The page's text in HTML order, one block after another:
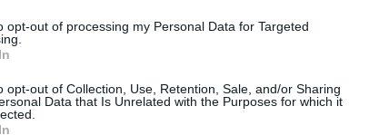
opt-out of processing my Personal Data for Targeted
opt-out of Collection, Use, Retention, Sale, and/or Sharing
Data that Is Unrelated with the Purposes for which it
2011
21 ℃ 16 ℃
25 ℃
2012
2014
20 ℃ 15 ℃
24 ℃